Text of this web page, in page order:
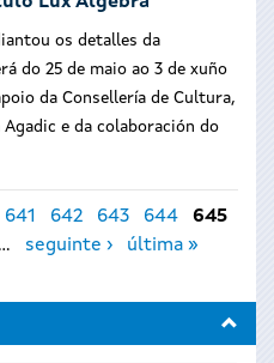
os detalles da
do 25 de maio ao 3 de xuño
da Consellería de Cultura,
e da colaboración do
641 642 643 644
645
… seguinte › última »